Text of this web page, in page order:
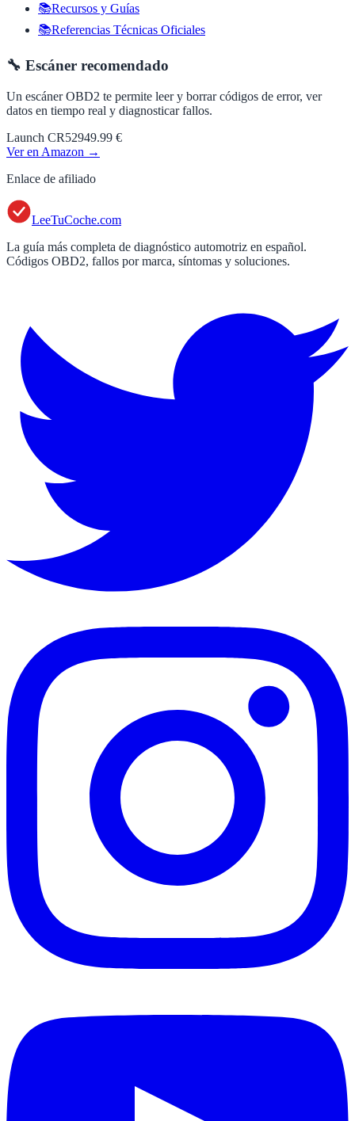
📚Recursos y Guías
📚Referencias Técnicas Oficiales
🔧 Escáner recomendado
Un escáner OBD2 te permite leer y borrar códigos de error, ver
datos en tiempo real y diagnosticar fallos.
Launch CR52949.99 €
Ver en Amazon →
Enlace de afiliado
LeeTuCoche.com
La guía más completa de diagnóstico automotriz en español.
Códigos OBD2, fallos por marca, síntomas y soluciones.